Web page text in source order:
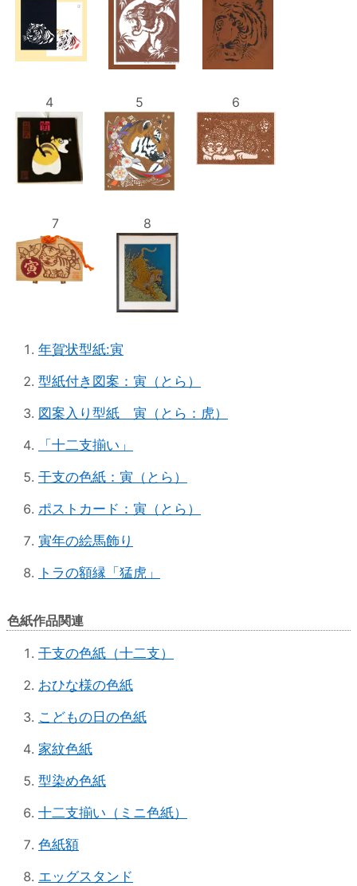
4 5 6
7 8
年賀状型紙:寅
型紙付き図案：寅（とら）
図案入り型紙 寅（とら：虎）
「十二支揃い」
干支の色紙：寅（とら）
ポストカード：寅（とら）
寅年の絵馬飾り
トラの額縁「猛虎」
色紙作品関連
干支の色紙（十二支）
おひな様の色紙
こどもの日の色紙
家紋色紙
型染め色紙
十二支揃い（ミニ色紙）
色紙額
エッグスタンド